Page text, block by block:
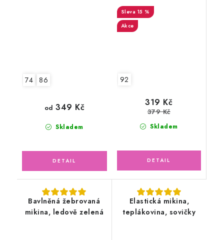
74 86
Skladem
od 349 Kč
15 %
Akce
92
Skladem
319 Kč
379 Kč
Bavlněná žebrovaná
mikina, ledově zelená
Elastická mikina,
teplákovina, sovičky